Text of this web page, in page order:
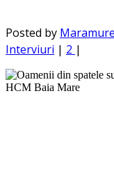
Posted by
Interviuri | 2 |